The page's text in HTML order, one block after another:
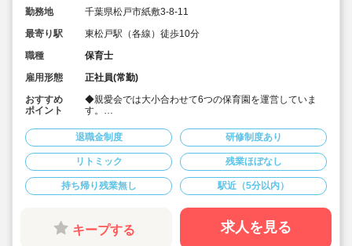
勤務地
千葉県松戸市紙敷3-8-11
最寄り駅
東松戸駅（各線）徒歩10分
職種
保育士
雇用形態
正社員(常勤)
おすすめ
ポイント
◆親愛会では大小合わせて6つの保育園を運営していま
す。
理念のもと、0、1、2歳児では担当制保育を取り入れて
います。
◆3、4、5歳児は異年齢を行っています。
◆ノンコンタクトタイム導入
◆車通勤可
◆行政の借上社宅制度（最長5年）に加え、終了後も法人
独自の住宅支援制度を継続
退職金制度 研修制度あり
リトミック 残業ほぼなし
持ち帰り残業無し 駅近（5分以内）
キープする 求人を見る